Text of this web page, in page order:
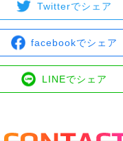
Twitterでシェア
facebookでシェア
LINEでシェア